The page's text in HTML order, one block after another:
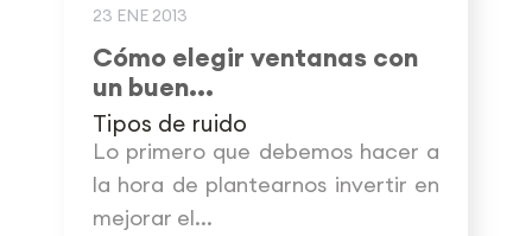
23 ENE 2013
Cómo elegir ventanas con
un buen...
Tipos de ruido
Lo primero que debemos hacer a
la hora de plantearnos invertir en
mejorar el...